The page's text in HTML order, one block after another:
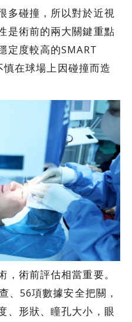
多碰撞，所以對於近視
是術前的兩大關鍵重點
定度較高的SMART
在球場上因碰撞而造
術前評估相當重要。
、56項數據安全把關，
、形狀、瞳孔大小，眼